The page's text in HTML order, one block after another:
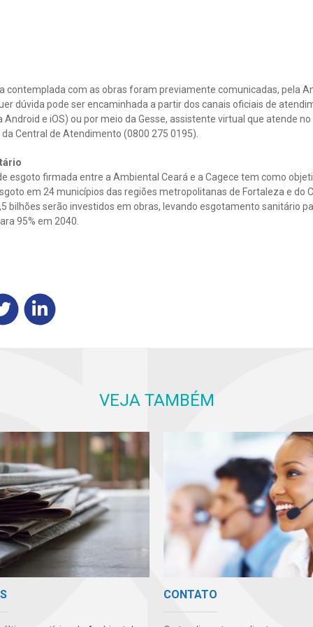
contemplada com as obras foram previamente comunicadas, pela
dúvida pode ser encaminhada a partir dos canais oficiais de
Android e iOS) ou por meio da Gesse, assistente virtual que atende
Central de Atendimento (0800 275 0195).
esgoto firmada entre a Ambiental Ceará e a Cagece tem como
em 24 municípios das regiões metropolitanas de Fortaleza e do
bilhões serão investidos em obras, levando esgotamento sanitário
95% em 2040.
VEJA TAMBÉM
CONTATO